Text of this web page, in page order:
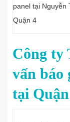
panel tại Nguyễn
Quận 4
Công ty
vấn báo
tại